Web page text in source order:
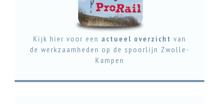
Kijk hier voor een actueel overzicht van
de werkzaamheden op de spoorlijn Zwolle-
Kampen